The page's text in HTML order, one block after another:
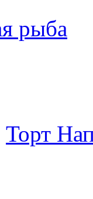
рыба
Торт